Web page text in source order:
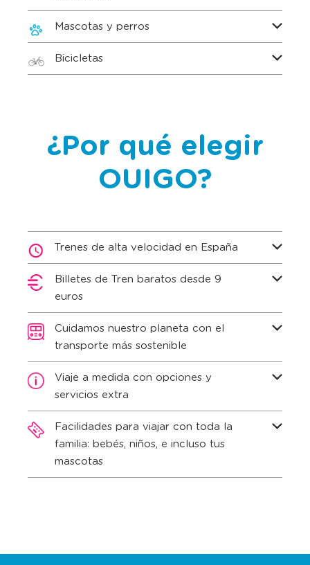
Mascotas y perros
Bicicletas
¿Por qué elegir
OUIGO?
Trenes de alta velocidad en España
Billetes de Tren baratos desde 9
euros
Cuidamos nuestro planeta con el
transporte más sostenible
Viaje a medida con opciones y
servicios extra
Facilidades para viajar con toda la
familia: bebés, niños, e incluso tus
mascotas